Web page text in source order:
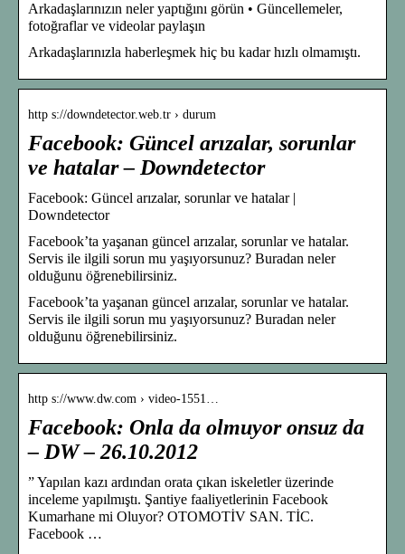
Arkadaşlarınızın neler yaptığını görün • Güncellemeler,
fotoğraflar ve videolar paylaşın
Arkadaşlarınızla haberleşmek hiç bu kadar hızlı olmamıştı.
http s://downdetector.web.tr › durum
Facebook: Güncel arızalar, sorunlar
ve hatalar – Downdetector
Facebook: Güncel arızalar, sorunlar ve hatalar |
Downdetector
Facebook’ta yaşanan güncel arızalar, sorunlar ve hatalar.
Servis ile ilgili sorun mu yaşıyorsunuz? Buradan neler
olduğunu öğrenebilirsiniz.
Facebook’ta yaşanan güncel arızalar, sorunlar ve hatalar.
Servis ile ilgili sorun mu yaşıyorsunuz? Buradan neler
olduğunu öğrenebilirsiniz.
http s://www.dw.com › video-1551…
Facebook: Onla da olmuyor onsuz da
– DW – 26.10.2012
” Yapılan kazı ardından orata çıkan iskeletler üzerinde
inceleme yapılmıştı. Şantiye faaliyetlerinin Facebook
Kumarhane mi Oluyor? OTOMOTİV SAN. TİC.
Facebook …